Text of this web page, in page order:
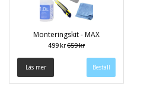
Monteringskit - MAX
499 kr659 kr
Läs mer